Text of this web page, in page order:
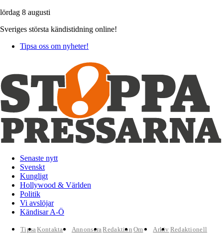
lördag 8 augusti
Sveriges största kändistidning online!
Tipsa oss om nyheter!
Senaste nytt
Svenskt
Kungligt
Hollywood & Världen
Politik
Vi avslöjar
Kändisar A-Ö
TipsaKontakta
AnnonseraRedaktion Om
Arkiv Redaktionell